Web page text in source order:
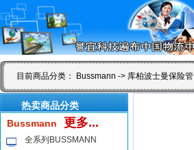
目前商品分类： Bussmann -> 库柏波士曼保险管
热卖商品分类
Bussmann
更多...
全系列BUSSMANN